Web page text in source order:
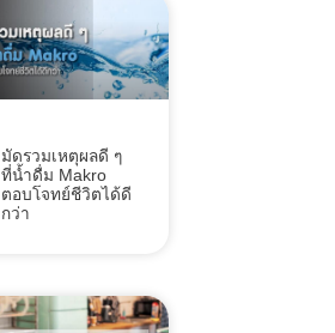
มัดรวมเหตุผลดี ๆ
ที่น้ำดื่ม Makro
ตอบโจทย์ชีวิตได้ดี
กว่า